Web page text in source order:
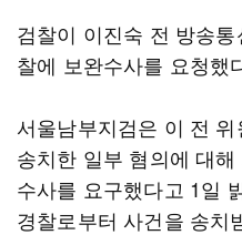
검찰이 이진숙 전 방송
찰에 보완수사를 요청했
서울남부지검은 이 전
송치한 일부 혐의에 대
수사를 요구했다고 1일
경찰로부터 사건을 송치